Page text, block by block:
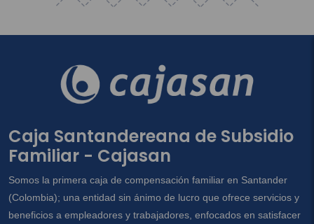
Caja Santandereana de Subsidio
Familiar - Cajasan
Somos la primera caja de compensación familiar en Santander
(Colombia); una entidad sin ánimo de lucro que ofrece servicios y
beneficios a empleadores y trabajadores, enfocados en satisfacer